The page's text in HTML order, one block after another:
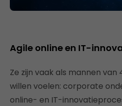
Agile online en IT-
Ze zijn vaak als mannen van
willen voelen: corporate
online- en IT-